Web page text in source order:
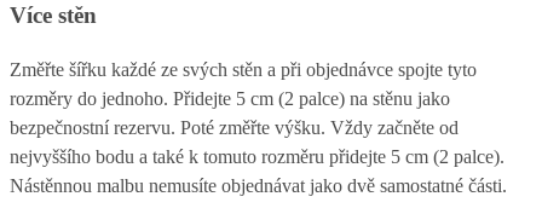
Více stěn
Změřte šířku každé ze svých stěn a při objednávce spojte tyto
rozměry do jednoho. Přidejte 5 cm (2 palce) na stěnu jako
bezpečnostní rezervu. Poté změřte výšku. Vždy začněte od
nejvyššího bodu a také k tomuto rozměru přidejte 5 cm (2 palce).
Nástěnnou malbu nemusíte objednávat jako dvě samostatné části.